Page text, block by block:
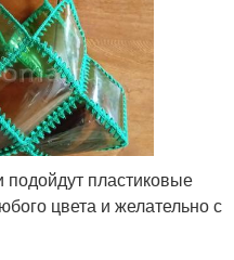
подойдут пластиковые
цвета и желательно с